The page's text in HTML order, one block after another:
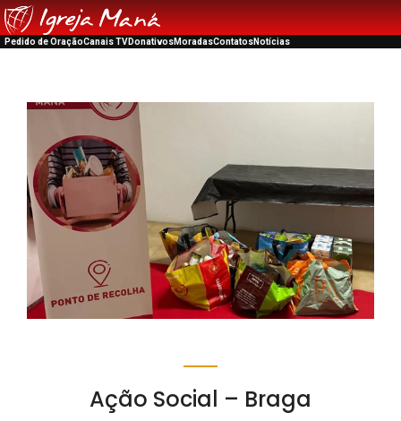
Pedido de OraçãoCanais TVDonativosMoradasContatosNotícias
Ação Social – Braga